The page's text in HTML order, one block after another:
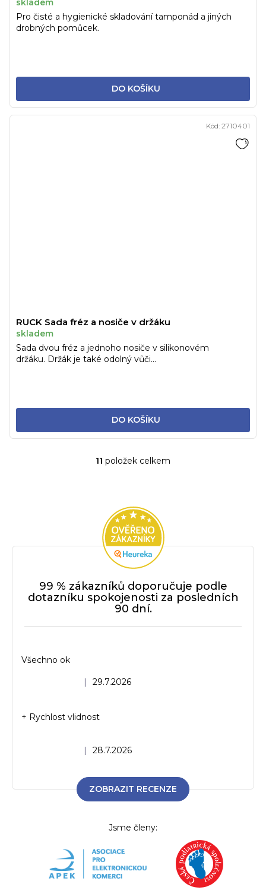
skladem
DO KOŠÍKU
Pro čisté a hygienické skladování tamponád a jiných
drobných pomůcek.
RUCK Sada fréz a nosiče v držáku
skladem
DO KOŠÍKU
Sada dvou fréz a jednoho nosiče v silikonovém
držáku. Držák je také odolný vůči...
Kód: 2710401
O
á
d
a
c
í
p
r
v
k
y
11 položek celkem
99 % zákazníků doporučuje podle
dotazníku spokojenosti za posledních
90 dní.
Hodnocení obchodu je 5 z 5 hvězdiček.
29.7.2026
Všechno ok
Hodnocení obchodu je 5 z 5 hvězdiček.
28.7.2026
+ Rychlost vlidnost
ZOBRAZIT RECENZE
Jsme členy: